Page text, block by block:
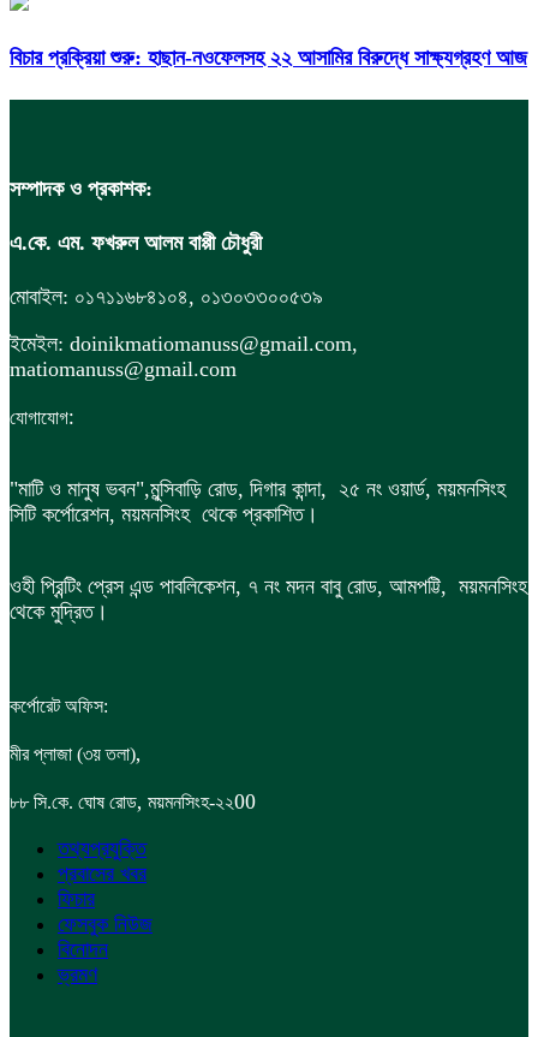
বিচার প্রক্রিয়া শুরু: হাছান-নওফেলসহ ২২ আসামির বিরুদ্ধে সাক্ষ্যগ্রহণ আজ
সম্পাদক ও প্রকাশক:
এ.কে. এম. ফখরুল আলম বাপ্পী চৌধুরী
মোবাইল: ০১৭১১৬৮৪১০৪, ০১৩০৩৩০০৫৩৯
ইমেইল: doinikmatiomanuss@gmail.com,
matiomanuss@gmail.com
যোগাযোগ:
"মাটি ও মানুষ ভবন",মুন্সিবাড়ি রোড, দিগার কান্দা, ২৫ নং ওয়ার্ড, ময়মনসিংহ
সিটি কর্পোরেশন, ময়মনসিংহ থেকে প্রকাশিত।
ওহী প্রিন্টিং প্রেস এন্ড পাবলিকেশন, ৭ নং মদন বাবু রোড, আমপট্টি, ময়মনসিংহ
থেকে মুদ্রিত।
কর্পোরেট অফিস:
মীর প্লাজা (৩য় তলা),
৮৮ সি.কে. ঘোষ রোড, ময়মনসিংহ-২২00
তথ্যপ্রযুক্তি
প্রবাসের খবর
ফিচার
ফেসবুক নিউজ
বিনোদন
ভ্রমণ